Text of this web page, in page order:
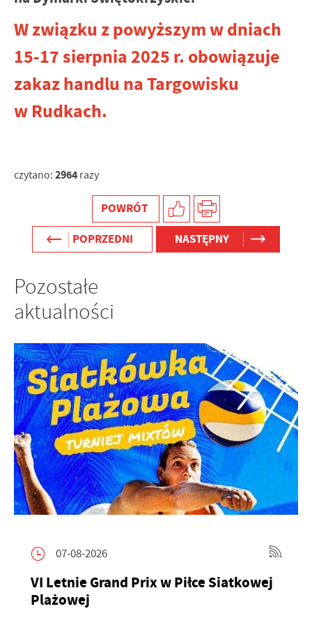
W związku z powyższym w dniach
15-17 sierpnia 2025 r. obowiązuje
zakaz handlu na Targowisku
w Rudkach.
czytano: 2964 razy
POWRÓT
POPRZEDNI
NASTĘPNY
Pozostałe
aktualności
07-08-2026
VI Letnie Grand Prix w Piłce Siatkowej
Plażowej
internetowej. Treści promocyjne mogą pojawić się na
stronach podmiotów trzecich lub firm będących naszymi
partnerami oraz innych dostawców usług. Firmy te działają
w charakterze pośredników prezentujących nasze treści w
postaci wiadomości, ofert, komunikatów mediów
społecznościowych.